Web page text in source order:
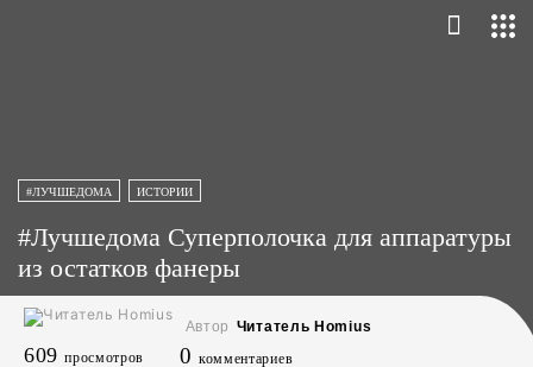
#ЛУЧШЕДОМА ИСТОРИИ
#Лучшедома Суперполочка для аппаратуры
из остатков фанеры
Автор Читатель Homius
609 просмотров 0 комментариев